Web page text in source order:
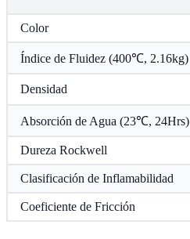
Color
Índice de Fluidez (400℃, 2.16kg)
Densidad
Absorción de Agua (23℃, 24Hrs)
Dureza Rockwell
Clasificación de Inflamabilidad
Coeficiente de Fricción